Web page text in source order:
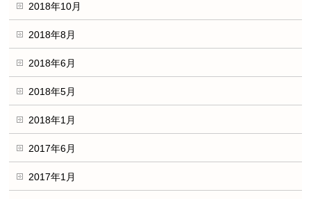
2018年10月
2018年8月
2018年6月
2018年5月
2018年1月
2017年6月
2017年1月